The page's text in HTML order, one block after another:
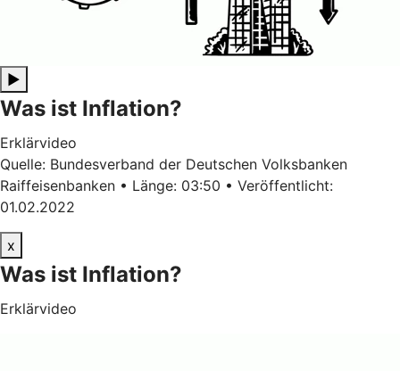
▶
Was ist Inflation?
Erklärvideo
Quelle: Bundesverband der Deutschen Volksbanken
Raiffeisenbanken • Länge: 03:50 • Veröffentlicht:
01.02.2022
x
Was ist Inflation?
Erklärvideo